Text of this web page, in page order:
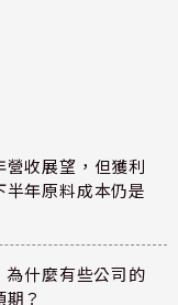
營收展望，但獲利
年原料成本仍是
什麼有些公司的
？